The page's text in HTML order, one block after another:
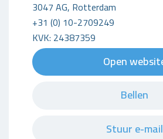
3047 AG, Rotterdam
+31 (0) 10-2709249
KVK: 24387359
Open
Bellen
Stuur e-mail